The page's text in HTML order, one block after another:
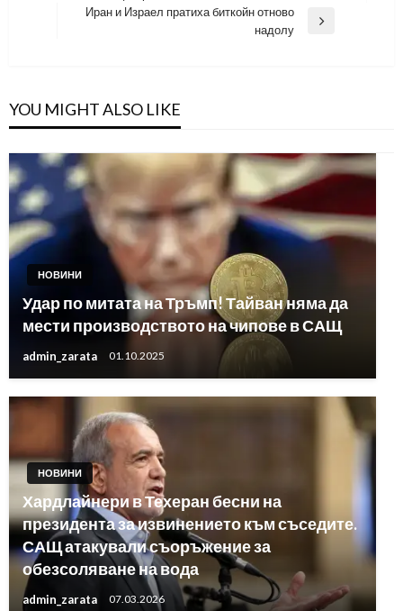
Иран и Израел пратиха биткойн отново
надолу
YOU MIGHT ALSO LIKE
НОВИНИ
Удар по митата на Тръмп! Тайван няма да
мести производството на чипове в САЩ
admin_zarata 01.10.2025
НОВИНИ
Хардлайнери в Техеран бесни на
президента за извинението към съседите.
САЩ атакували съоръжение за
обезсоляване на вода
admin_zarata 07.03.2026